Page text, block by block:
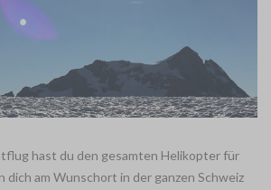
hast du den gesamten Helikopter für
dich am Wunschort in der ganzen Schweiz